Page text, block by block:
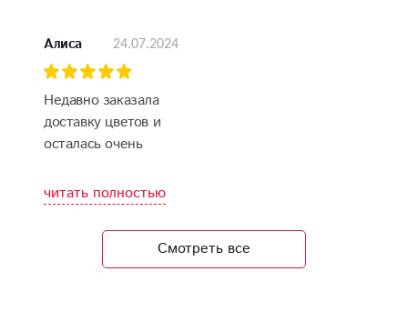
Алиса 24.07.2024
Недавно заказала
доставку цветов и
осталась очень
Букет был свежим,
красивым и
ароматным.
быстро, а курьер
читать полностью
Смотреть все